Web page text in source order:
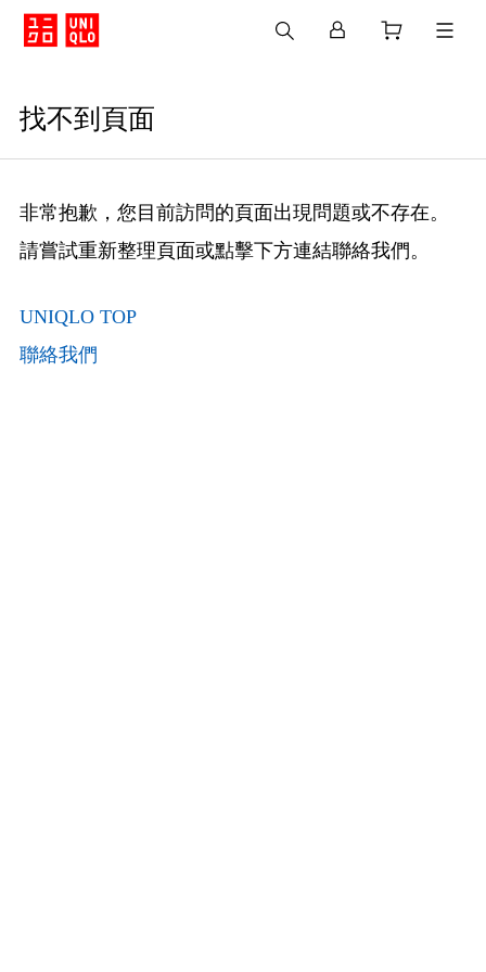
找不到頁面
非常抱歉，您目前訪問的頁面出現問題或不存在。
請嘗試重新整理頁面或點擊下方連結聯絡我們。
UNIQLO TOP
聯絡我們